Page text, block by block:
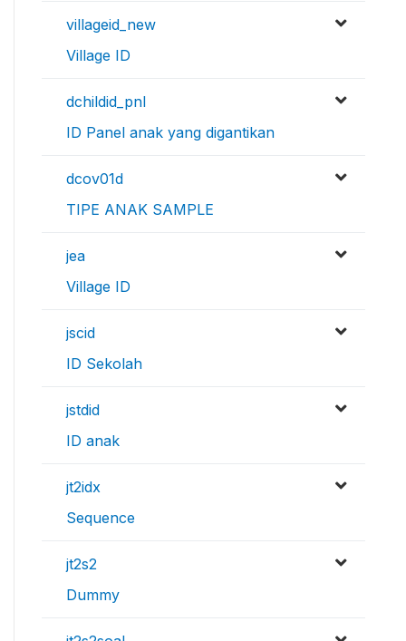
villageid_new
Village ID
dchildid_pnl
ID Panel anak yang digantikan
dcov01d
TIPE ANAK SAMPLE
jea
Village ID
jscid
ID Sekolah
jstdid
ID anak
jt2idx
Sequence
jt2s2
Dummy